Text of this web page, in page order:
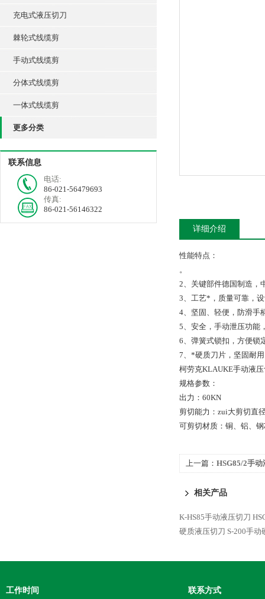
充电式液压切刀
棘轮式线缆剪
手动式线缆剪
分体式线缆剪
一体式线缆剪
更多分类
联系信息
电话:
86-021-56479693
传真:
86-021-56146322
详细介绍
性能特点：
。
2、关键部件德国制造，
3、工艺*，质量可靠，
4、坚固、轻便，防滑手
5、安全，手动泄压功能
6、弹簧式锁扣，方便锁
7、*硬质刀片，坚固耐
柯劳克KLAUKE手动液
规格参数：
出力：60KN
剪切能力：zui大剪切直
可剪切材质：铜、铝、
上一篇： HSG85/2手动
相关产品
K-HS85手动液压切刀
硬质液压切刀 S-200手动
工作时间 联系方式